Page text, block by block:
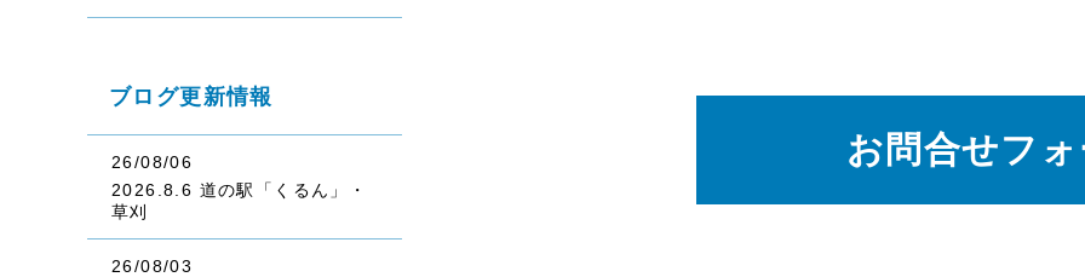
お問合せフ
ブログ更新情報
26/08/06
2026.8.6 道の駅「くるん」・
草刈
26/08/03